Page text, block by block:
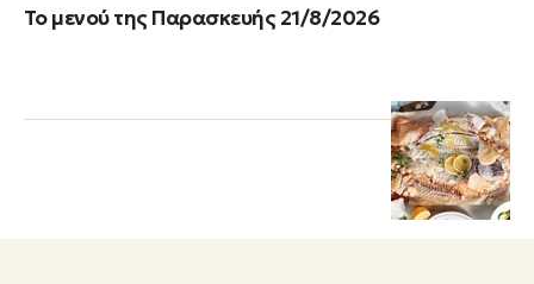
Το μενού της Παρασκευής 21/8/2026